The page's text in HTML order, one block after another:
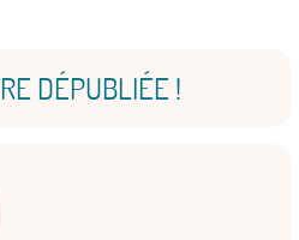
DÉPUBLIÉE !